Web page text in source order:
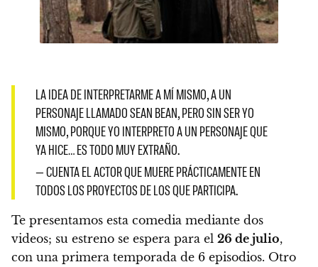
LA IDEA DE INTERPRETARME A MÍ MISMO, A UN
PERSONAJE LLAMADO SEAN BEAN, PERO SIN SER YO
MISMO, PORQUE YO INTERPRETO A UN PERSONAJE QUE
YA HICE… ES TODO MUY EXTRAÑO.
— CUENTA EL ACTOR QUE MUERE PRÁCTICAMENTE EN
TODOS LOS PROYECTOS DE LOS QUE PARTICIPA.
Te presentamos esta comedia mediante dos
videos; su estreno se espera para el 26 de julio,
con una primera temporada de 6 episodios. Otro